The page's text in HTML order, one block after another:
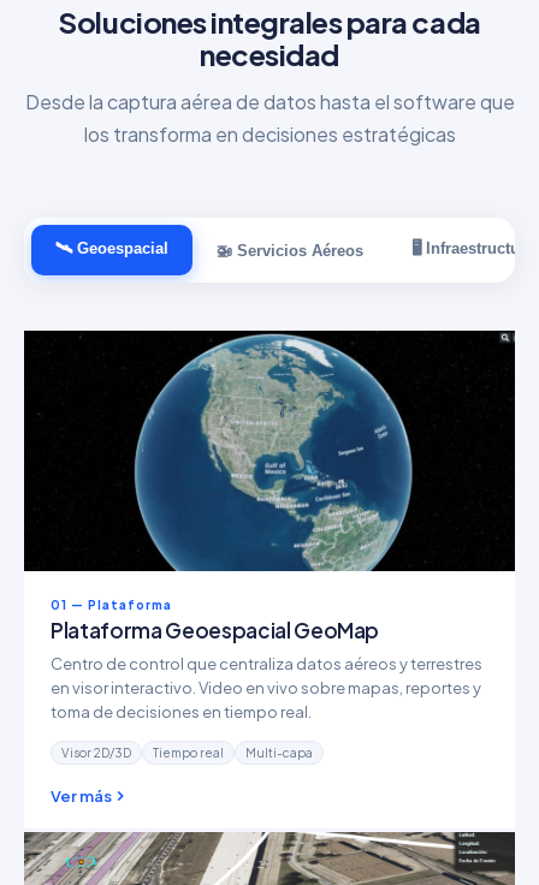
Soluciones integrales para cada
necesidad
Desde la captura aérea de datos hasta el software que
los transforma en decisiones estratégicas
🛰 Geoespacial 🚁 Servicios Aéreos 🖥 Infraestructura
01 — Plataforma
Plataforma Geoespacial GeoMap
Centro de control que centraliza datos aéreos y terrestres
en visor interactivo. Video en vivo sobre mapas, reportes y
toma de decisiones en tiempo real.
Visor 2D/3D Tiempo real Multi-capa
Ver más